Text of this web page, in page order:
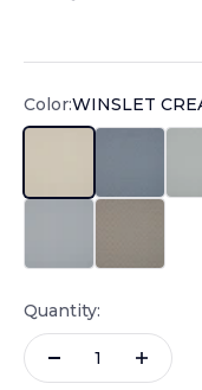
Color:WINSLET
Quantity: